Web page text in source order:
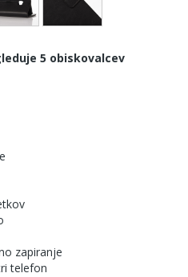
5 obiskovalcev
zapiranje
telefon